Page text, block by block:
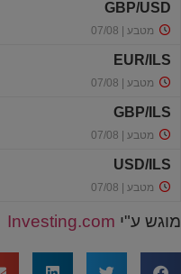
מוגש ע"י Investing.com